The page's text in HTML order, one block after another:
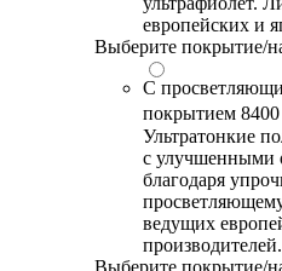
европейских и
Выберите покрытие/
С
покрытием
Ультратонкие
с улучшенными
благодаря
ведущих
производителей.
Выберите покрытие/